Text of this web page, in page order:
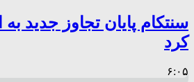
سنتکام پایان تجاوز جدید به
کرد
۶:۰۵